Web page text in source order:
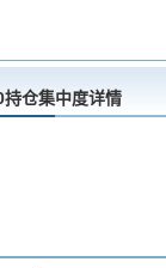
仓集中度详情